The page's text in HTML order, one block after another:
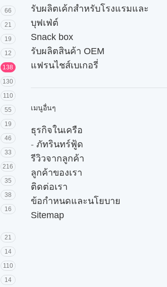
66
21
19
12
138
130
110
55
19
46
33
216
35
38
16
21
14
110
14
รับผลิตเค้กสำหรับโรงแรมและ
บุฟเฟ่ต์
Snack box
รับผลิตสินค้า OEM
แฟรนไชส์เบเกอรี่
เมนูอื่นๆ
ธุรกิจในเครือ
- ภัทรินทร์ฟู้ด
รีวิวจากลูกค้า
ลูกค้าของเรา
ติดต่อเรา
ข้อกำหนดและนโยบาย
Sitemap